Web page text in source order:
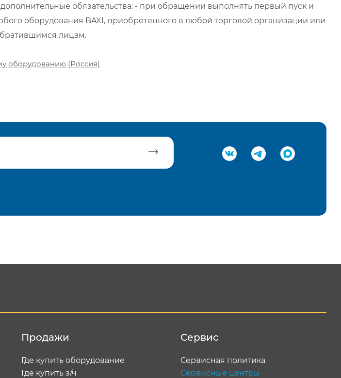
обязательства: - при обращении выполнять первый пуск и
оборудования BAXI, приобретенного в любой торговой организации или
лицам.
оборудованию (Россия)
Продажи
Где купить оборудование
Где купить з/ч
Сервис
Сервисная политика
Сервисные центры